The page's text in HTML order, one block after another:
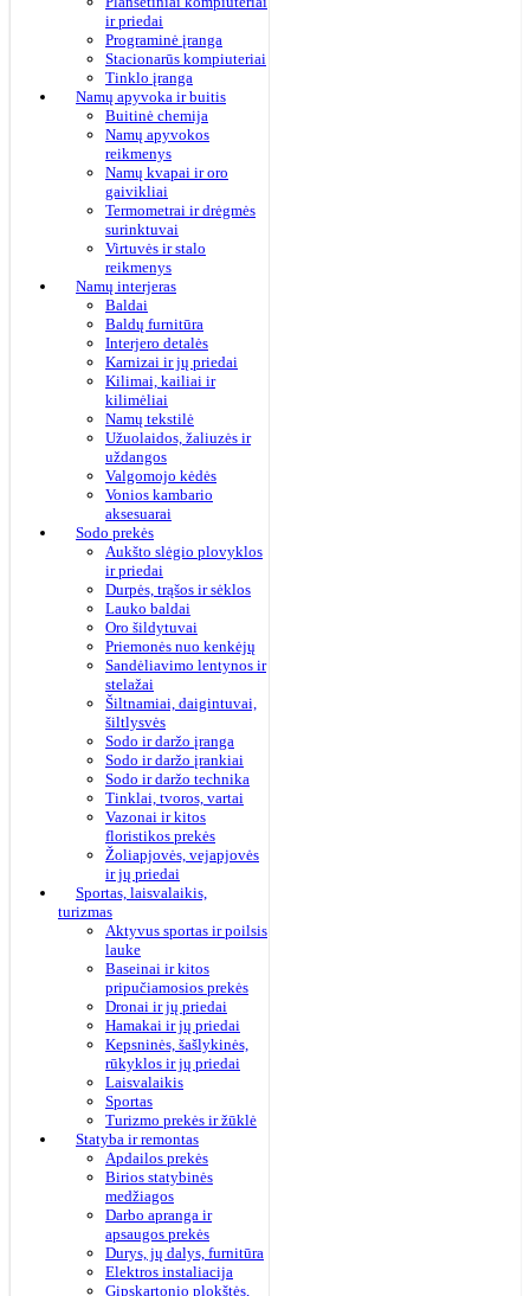
ir priedai
Programinė įranga
Stacionarūs kompiuteriai
Tinklo įranga
Namų apyvoka ir buitis
Buitinė chemija
Namų apyvokos
reikmenys
Namų kvapai ir oro
gaivikliai
Termometrai ir drėgmės
surinktuvai
Virtuvės ir stalo
reikmenys
Namų interjeras
Baldai
Baldų furnitūra
Interjero detalės
Karnizai ir jų priedai
Kilimai, kailiai ir
kilimėliai
Namų tekstilė
Užuolaidos, žaliuzės ir
uždangos
Valgomojo kėdės
Vonios kambario
aksesuarai
Sodo prekės
Aukšto slėgio plovyklos
ir priedai
Durpės, trąšos ir sėklos
Lauko baldai
Oro šildytuvai
Priemonės nuo kenkėjų
Sandėliavimo lentynos ir
stelažai
Šiltnamiai, daigintuvai,
šiltlysvės
Sodo ir daržo įranga
Sodo ir daržo įrankiai
Sodo ir daržo technika
Tinklai, tvoros, vartai
Vazonai ir kitos
floristikos prekės
Žoliapjovės, vejapjovės
ir jų priedai
Sportas, laisvalaikis,
turizmas
Aktyvus sportas ir poilsis
lauke
Baseinai ir kitos
pripučiamosios prekės
Dronai ir jų priedai
Hamakai ir jų priedai
Kepsninės, šašlykinės,
rūkyklos ir jų priedai
Laisvalaikis
Sportas
Turizmo prekės ir žūklė
Statyba ir remontas
Apdailos prekės
Birios statybinės
medžiagos
Darbo apranga ir
apsaugos prekės
Durys, jų dalys, furnitūra
Elektros instaliacija
Gipskartonio plokštės,